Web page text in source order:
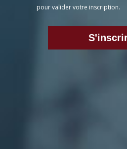
pour valider votre inscription.